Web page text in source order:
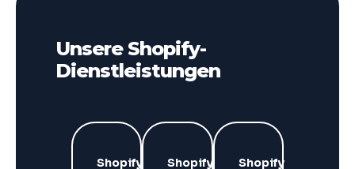
Unsere Shopify-
Dienstleistungen
Shopify
Shopify
Shopify